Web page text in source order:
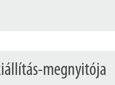
megnyitója